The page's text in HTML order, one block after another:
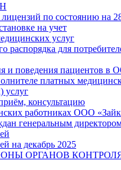
по состоянию на
на учет
услуг
распорядка для
и поведения пациентов в
платных
услуг
консультацию
работниках ООО
генеральным
на декабрь 2025
ОРГАНОВ